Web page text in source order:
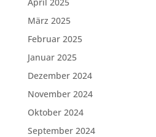
März 2025
Februar 2025
Januar 2025
Dezember 2024
November 2024
Oktober 2024
September 2024